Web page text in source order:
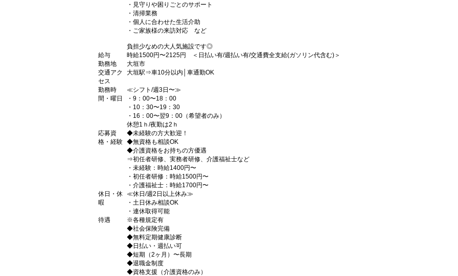
・見守りや困りごとのサポート
・清掃業務
・個人に合わせた生活介助
・ご家族様の来訪対応 など
負担少なめの大人気施設です◎
給与
時給1500円〜2125円 ＜日払い有/週払い有/交通費全支給(ガソリン代含む)＞
勤務地
大垣市
交通アク
セス
大垣駅⇒車10分以内│車通勤OK
勤務時
間・曜日
≪シフト/週3日〜≫
・9：00〜18：00
・10：30〜19：30
・16：00〜翌9：00（希望者のみ）
休憩1ｈ/夜勤は2ｈ
応募資
格・経験
◆未経験の方大歓迎！
◆無資格も相談OK
◆介護資格をお持ちの方優遇
⇒初任者研修、実務者研修、介護福祉士など
・未経験：時給1400円〜
・初任者研修：時給1500円〜
・介護福祉士：時給1700円〜
休日・休
暇
≪休日/週2日以上休み≫
・土日休み相談OK
・連休取得可能
待遇
※各種規定有
◆社会保険完備
◆無料定期健康診断
◆日払い・週払い可
◆短期（2ヶ月）〜長期
◆退職金制度
◆資格支援（介護資格のみ）